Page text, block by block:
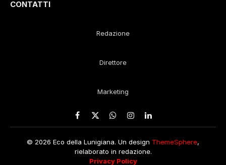
CONTATTI
Redazione
Direttore
Marketing
Facebook
X
WhatsApp
Instagram
LinkedIn
© 2026 Eco della Lunigiana. Un design ThemeSphere,
rielaborato in redazione.
Privacy Policy